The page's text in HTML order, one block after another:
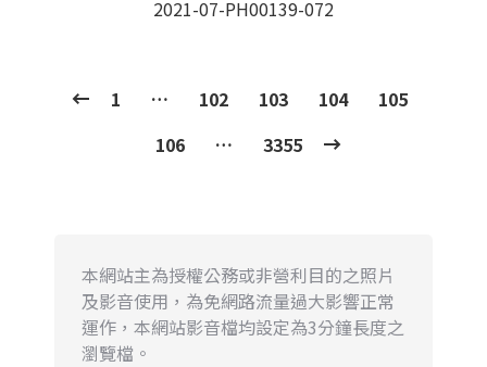
2021-07-PH00139-072
1 … 102 103 104
105
106
… 3355
本網站主為授權公務或非營利目的之照片
及影音使用，為免網路流量過大影響正常
運作，本網站影音檔均設定為3分鐘長度之
瀏覽檔。